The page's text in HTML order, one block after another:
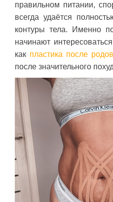
правильном питании,
всегда удаётся
контуры тела. Именно
начинают
как пластика после родов
после значительного